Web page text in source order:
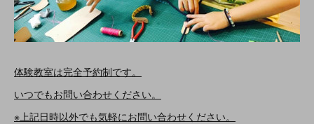
体験教室は完全予約制です。
いつでもお問い合わせください。
※上記日時以外でも気軽にお問い合わせください。